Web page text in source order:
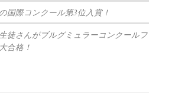
国際コンクール第3位入賞！
徒さんがブルグミュラーコンクールフ
合格！